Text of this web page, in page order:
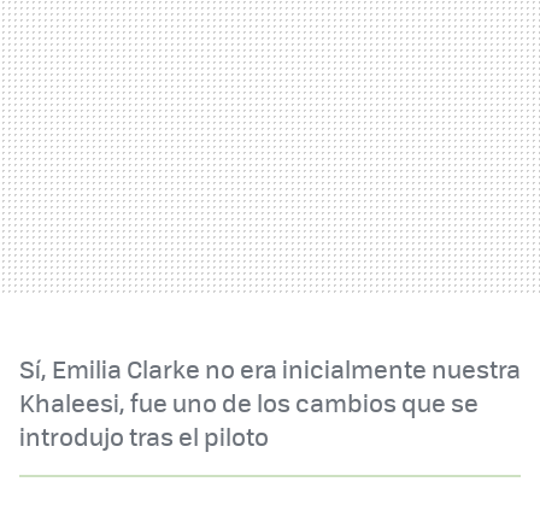
Sí, Emilia Clarke no era inicialmente nuestra
Khaleesi, fue uno de los cambios que se
introdujo tras el piloto